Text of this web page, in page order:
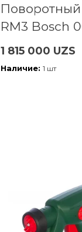
RM3 Bosch
1 815 000 UZS
Наличие: 1 шт